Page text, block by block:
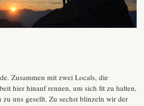
Zusammen mit zwei Locals, die
hier hinauf rennen, um sich fit zu halten,
zu uns gesellt. Zu sechst blinzeln wir der